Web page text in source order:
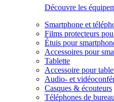
Découvre les
Smartphone et
Films protecteurs
Étuis pour
Accessoires pour
Tablette
Accessoire pour
Audio- et
Casques & écouteurs
Téléphones de